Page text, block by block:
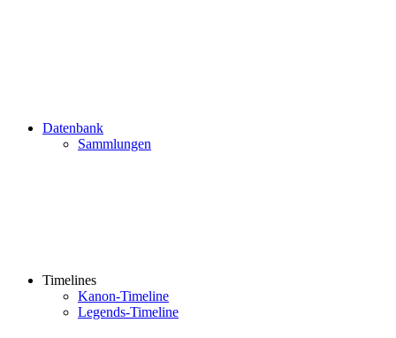
Datenbank
Sammlungen
Timelines
Kanon-Timeline
Legends-Timeline